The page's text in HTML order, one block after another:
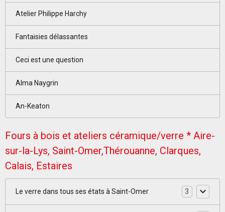
Atelier Philippe Harchy
Fantaisies délassantes
Ceci est une question
Alma Naygrin
An-Keaton
Fours à bois et ateliers céramique/verre * Aire-
sur-la-Lys, Saint-Omer,Thérouanne, Clarques,
Calais, Estaires
Le verre dans tous ses états à Saint-Omer 3